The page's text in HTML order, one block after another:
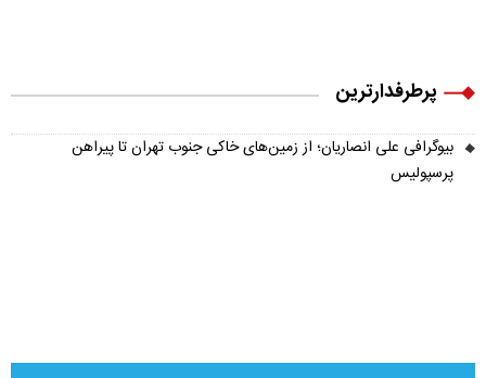
پرطرفدارترین
بیوگرافی علی انصاریان؛ از زمین‌های خاکی جنوب تهران تا پیراهن
پرسپولیس